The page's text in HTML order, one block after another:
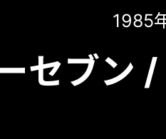
1985
セブン